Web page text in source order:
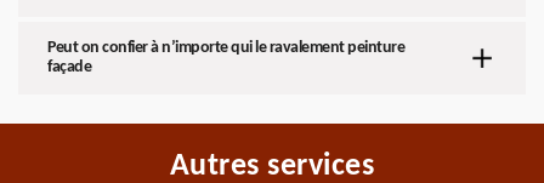
Peut on confier à n’importe qui le ravalement peinture
façade
Autres services